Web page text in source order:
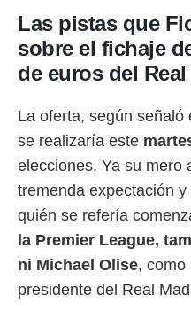
Puedes
acceder a
web a
únicos
como
Las pistas que
sobre el fichaje
de euros del
La oferta, según señaló
se realizaría este
elecciones. Ya su mero
tremenda expectación
quién se refería
la Premier League,
ni Michael Olise, como
presidente del Real